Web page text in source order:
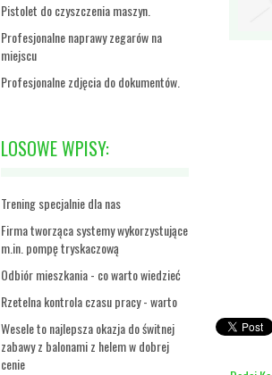
Pistolet do czyszczenia maszyn.
Profesjonalne naprawy zegarów na
miejscu
Profesjonalne zdjęcia do dokumentów.
LOSOWE WPISY:
Trening specjalnie dla nas
Firma tworząca systemy wykorzystujące
m.in. pompę tryskaczową
Odbiór mieszkania - co warto wiedzieć
Rzetelna kontrola czasu pracy - warto
Wesele to najlepsza okazja do świtnej
zabawy z balonami z helem w dobrej
cenie